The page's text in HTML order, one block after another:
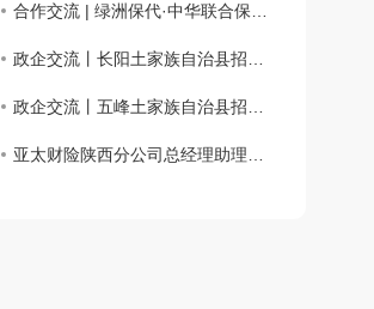
合作交流 | 绿洲保代·中华联合保险携手共话合作新篇章
政企交流丨长阳土家族自治县招商考察团一行来访绿洲保险代理
政企交流丨五峰土家族自治县招商考察团一行来访绿洲保险代理
亚太财险陕西分公司总经理助理徐佩川一行来访交流